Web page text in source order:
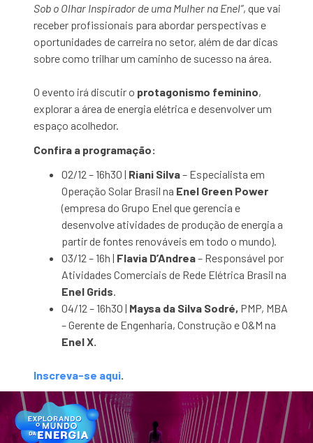
Sob o Olhar Inspirador de uma Mulher na Enel”, que vai
receber profissionais para abordar perspectivas e
oportunidades de carreira no setor, além de dar dicas
sobre como trilhar um caminho de sucesso na área.
O evento irá discutir o protagonismo feminino,
explorar a área de energia elétrica e desenvolver um
espaço acolhedor.
Confira a programação:
02/12 – 16h30 | Riani Silva– Especialista em
Operação Solar Brasil na Enel Green Power
(empresa do Grupo Enel que gerencia e
desenvolve atividades de produção de energia a
partir de fontes renováveis em todo o mundo).
03/12 – 16h | Flavia D’Andrea– Responsável por
Atividades Comerciais de Rede Elétrica Brasil na
Enel Grids.
04/12 – 16h30 | Maysa da Silva Sodré, PMP, MBA
– Gerente de Engenharia, Construção e O&M na
Enel X.
Inscreva-se aqui.